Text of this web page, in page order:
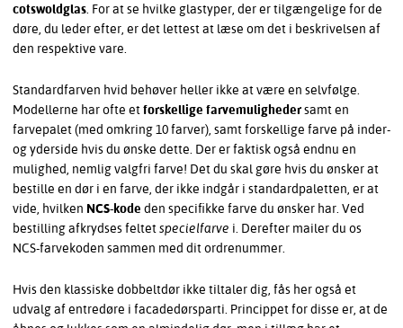
cotswoldglas. For at se hvilke glastyper, der er tilgængelige for de
døre, du leder efter, er det lettest at læse om det i beskrivelsen af
den respektive vare.
Standardfarven hvid behøver heller ikke at være en selvfølge.
Modellerne har ofte etforskellige farvemulighedersamt en
farvepalet (med omkring 10 farver), samt forskellige farve på inder-
og yderside hvis du ønske dette. Der er faktisk også endnu en
mulighed, nemlig valgfri farve! Det du skal gøre hvis du ønsker at
bestille en dør i en farve, der ikke indgår i standardpaletten, er at
vide, hvilken NCS-kode den specifikke farve du ønsker har. Ved
bestilling afkrydses feltetspecielfarve i. Derefter mailer du os
NCS-farvekoden sammen med dit ordrenummer.
Hvis den klassiske dobbeltdør ikke tiltaler dig, fås her også et
udvalg af entredøre i facadedørsparti. Princippet for disse er, at de